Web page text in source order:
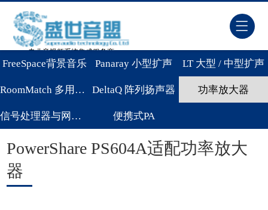
专业音视频系统集成服务商
FreeSpace背景音乐 Panaray 小型扩声 LT 大型 / 中型扩声
RoomMatch 多用途扬声器 DeltaQ 阵列扬声器 功率放大器
信号处理器与网络音频 便携式PA
PowerShare PS604A适配功率放大
器